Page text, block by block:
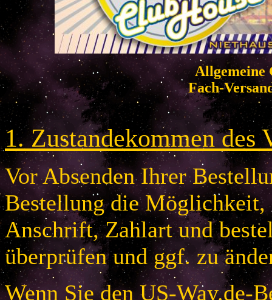
Allgemeine
Fach-
1. Zustandekommen des
Vor Absenden Ihrer
Bestellung die Möglichkeit,
Anschrift, Zahlart und
überprüfen und ggf. zu
Wenn Sie den US-Way.de-